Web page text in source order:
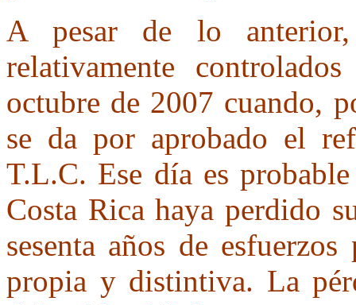
A pesar de lo
relativamente
octubre de 2007 cuando,
se da por aprobado el
T.L.C. Ese día es
Costa Rica haya perdido
sesenta años de
propia y distintiva. La